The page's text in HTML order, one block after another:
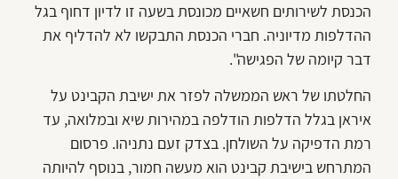
הכנסת לשירותים חשאיים מכונסת בשעה זו לדיון דחוף בגל
ההדלפות מדיוניה. חברי הכנסת התבקשו לא להדליף את
דבר קיומה של הפגישה".
החלטתו של ראש הממשלה לפזר את ישיבת הקבינט על
איראן בגלל הדלפות הודלפה במהירות שיא ובמלואה, עד
רמת הדפיקה על השולחן. בצדק זעם נתניהו. פרסום
המתרחש בישיבת קבינט הוא מעשה חמור, בנוסף להיותה